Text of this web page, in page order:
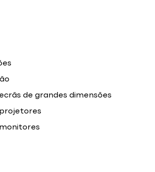
de grandes dimensões